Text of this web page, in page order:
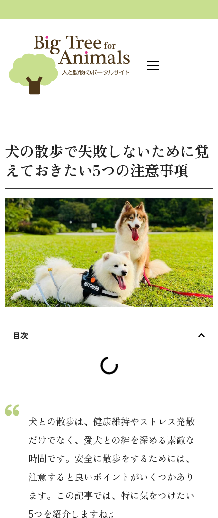
犬の散歩で失敗しないために覚
えておきたい5つの注意事項
目次
犬との散歩は、健康維持やストレス発散
だけでなく、愛犬との絆を深める素敵な
時間です。安全に散歩をするためには、
注意すると良いポイントがいくつかあり
ます。この記事では、特に気をつけたい
5つを紹介しますね♫